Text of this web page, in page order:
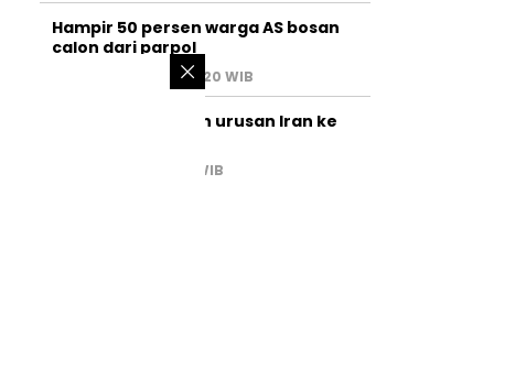
Hampir 50 persen warga AS bosan
calon dari parpol
Agustus 6, 2026 | 07:20 WIB
PM Israel serahkan urusan Iran ke
Juli 31, 2026 | 02:47 WIB